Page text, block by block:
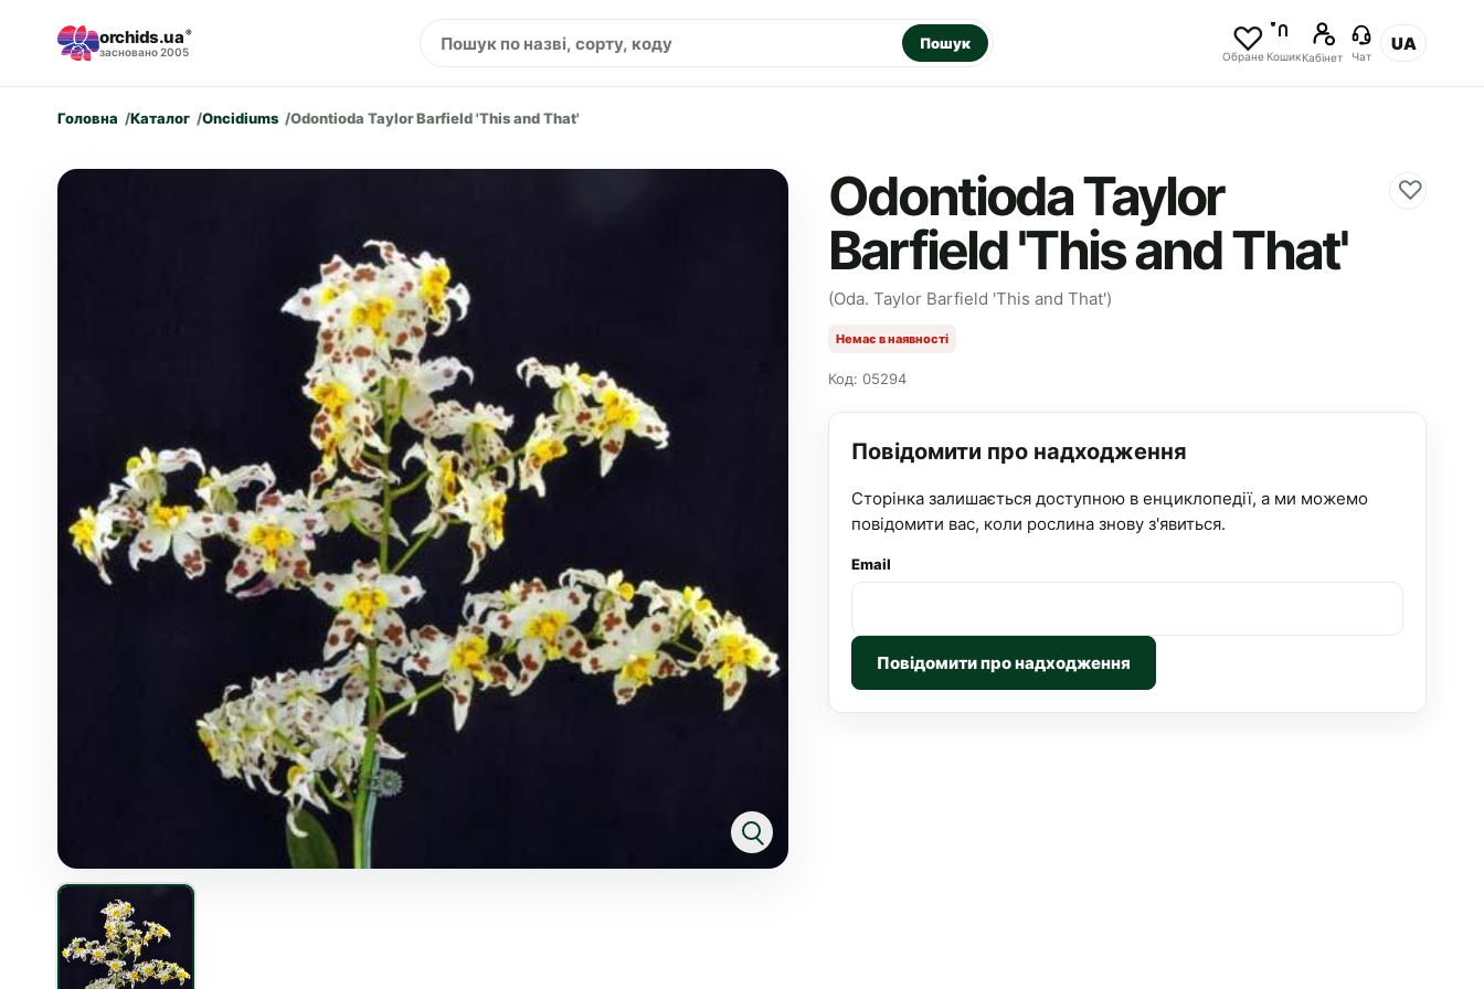
orchids.ua ®
засновано 2005 Пошук
Обране Кошик Кабінет Чат
UA
Головна Каталог Oncidiums Odontioda Taylor Barfield 'This and That'
Odontioda Taylor
Barfield 'This and That'
♡
(Oda. Taylor Barfield 'This and That')
Немає в наявності
Код: 05294
Повідомити про надходження
Сторінка залишається доступною в енциклопедії, а ми можемо
повідомити вас, коли рослина знову з'явиться.
Email
Повідомити про надходження